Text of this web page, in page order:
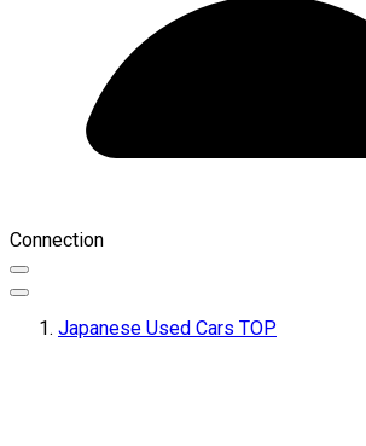
Connection
Japanese Used Cars TOP